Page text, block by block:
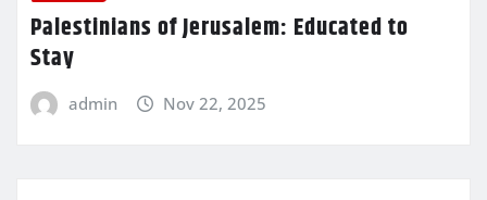
Palestinians of Jerusalem: Educated to
Stay
admin Nov 22, 2025